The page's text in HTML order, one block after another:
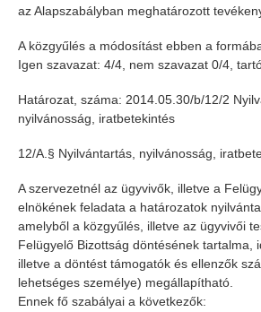
az Alapszabályban meghatározott
A közgyűlés a módosítást ebben a
Igen szavazat: 4/4, nem szavazat 0/4,
Határozat, száma: 2014.05.30/b/12/2
nyilvánosság, iratbetekintés
12/A.§ Nyilvántartás, nyilvánosság,
A szervezetnél az ügyvivők, illetve a
elnökének feladata a határozatok
amelyből a közgyűlés, illetve az ügyvivői
Felügyelő Bizottság döntésének tartalma,
illetve a döntést támogatók és ellenzők
lehetséges személye) megállapítható.
Ennek fő szabályai a következők: